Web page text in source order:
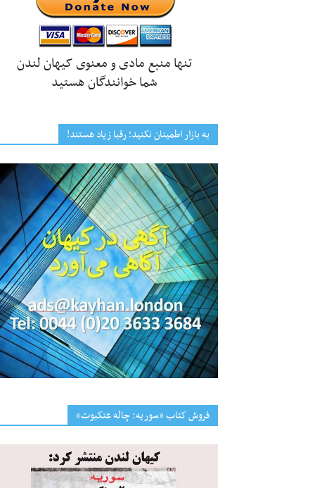
تنها منبع مادی و معنوی کیهان لندن
شما خوانندگان هستید
به بازار اطمینان نکنید؛ رقبا زیاد هستند!
فروش کتاب «سوریه: چاله عنکبوت»